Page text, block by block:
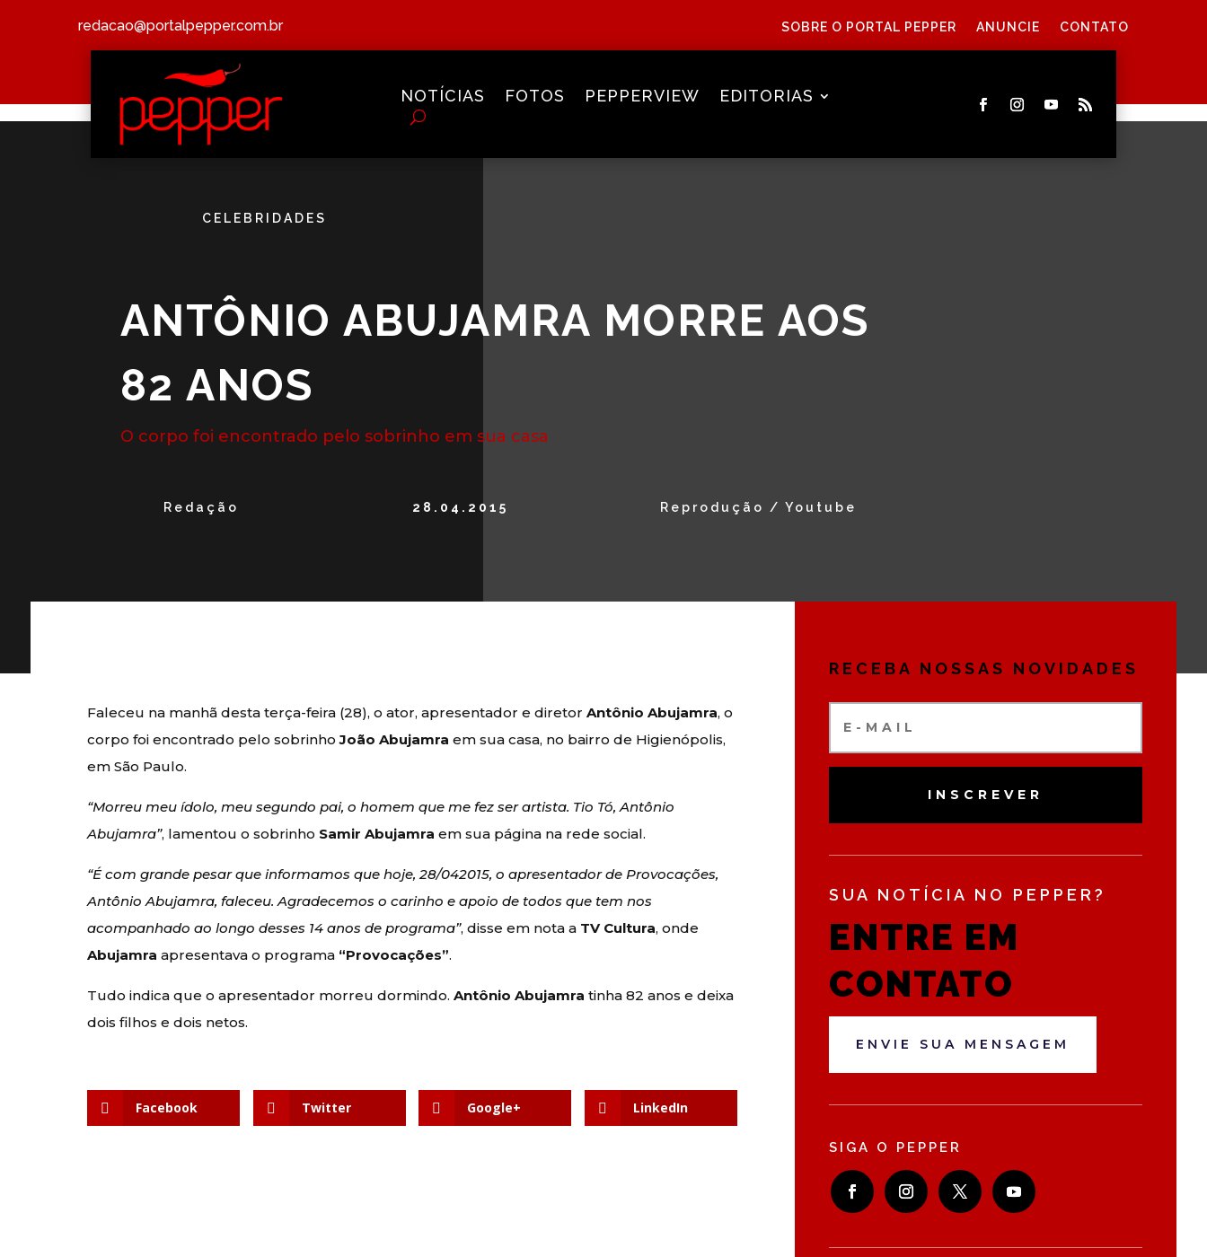
redacao@portalpepper.com.br SOBRE O PORTAL PEPPER ANUNCIE CONTATO
NOTÍCIAS FOTOS PEPPERVIEW EDITORIAS
CELEBRIDADES
ANTÔNIO ABUJAMRA MORRE AOS
82 ANOS
O corpo foi encontrado pelo sobrinho em sua casa
Redação 28.04.2015 Reprodução / Youtube
Faleceu na manhã desta terça-feira (28), o ator, apresentador e diretorAntônio Abujamra, o
corpo foi encontrado pelo sobrinhoJoão Abujamra em sua casa, no bairro de Higienópolis,
em São Paulo.
“Morreu meu ídolo, meu segundo pai, o homem que me fez ser artista. Tio Tó, Antônio
Abujamra”, lamentou o sobrinho Samir Abujamra em sua página na rede social.
“É com grande pesar que informamos que hoje, 28/042015, o apresentador de Provocações,
Antônio Abujamra, faleceu. Agradecemos o carinho e apoio de todos que tem nos
acompanhado ao longo desses 14 anos de programa”, disse em nota a TV Cultura, onde
Abujamra apresentava o programa “Provocações”.
Tudo indica que o apresentador morreu dormindo.Antônio Abujamra tinha 82 anos e deixa
dois filhos e dois netos.
Facebook Twitter Google+ LinkedIn
RECEBA NOSSAS NOVIDADES
INSCREVER
SUA NOTÍCIA NO PEPPER?
ENTRE EM
CONTATO
ENVIE SUA MENSAGEM
SIGA O PEPPER